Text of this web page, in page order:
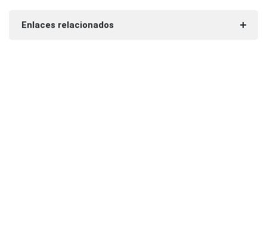
Enlaces relacionados